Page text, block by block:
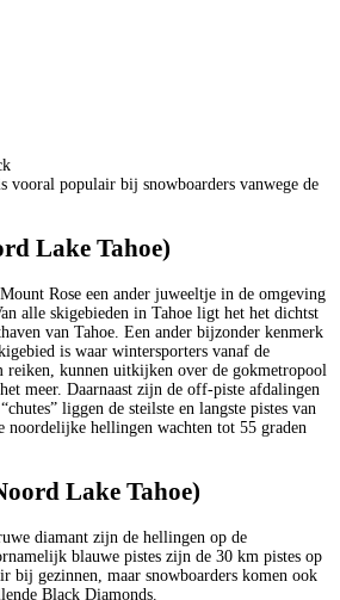
vooral populair bij snowboarders vanwege de
Lake Tahoe)
Rose een ander juweeltje in de omgeving
alle skigebieden in Tahoe ligt het het dichtst
van Tahoe. Een ander bijzonder kenmerk
is waar wintersporters vanaf de
reiken, kunnen uitkijken over de gokmetropool
meer. Daarnaast zijn de off-piste afdalingen
liggen de steilste en langste pistes van
noordelijke hellingen wachten tot 55 graden
Lake Tahoe)
diamant zijn de hellingen op de
blauwe pistes zijn de 30 km pistes op
bij gezinnen, maar snowboarders komen ook
Black Diamonds.